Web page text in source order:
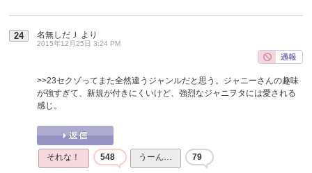
24 名無しだＪ より
2015年12月25日 3:24 PM
>>23セクゾってまた全然違うジャンルだと思う。ジャニーさんの趣味
が強すぎて、新規が付きにくいけど、強烈なジャニヲタには愛される
感じ。
それな！ 548 うーん… 79